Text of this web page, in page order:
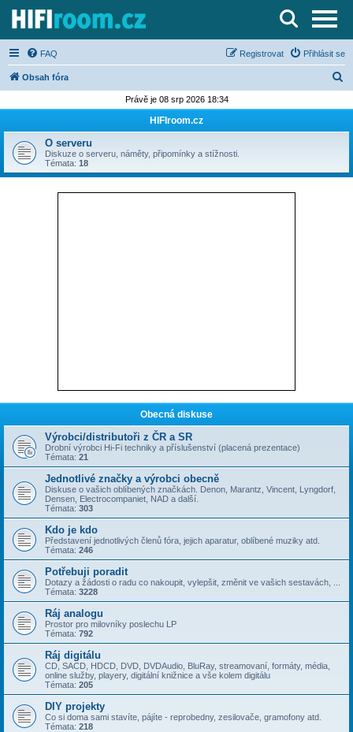
Server o Hi-Fi a AV technice
FAQ Přihlásit se
Registrovat
Obsah fóra
d
t
Právě je 08 srp 2026 18:34
HIFIroom.cz
O serveru
Diskuze o serveru, náměty, připomínky a stížnosti.
Témata: 18
Obecná diskuse
Výrobci/distributoři z ČR a SR
Drobní výrobci Hi-Fi techniky a příslušenství (placená prezentace)
Témata: 21
Jednotlivé značky a výrobci obecně
Diskuse o vašich oblíbených značkách. Denon, Marantz, Vincent, Lyngdorf,
Densen, Electrocompaniet, NAD a další.
Témata: 303
Kdo je kdo
Představení jednotlivých členů fóra, jejich aparatur, oblíbené muziky atd.
Témata: 246
Potřebuji poradit
Dotazy a žádosti o radu co nakoupit, vylepšit, změnit ve vašich sestavách, ...
Témata: 3228
Ráj analogu
Prostor pro milovníky poslechu LP
Témata: 792
Ráj digitálu
CD, SACD, HDCD, DVD, DVDAudio, BluRay, streamovaní, formáty, média,
online služby, playery, digitální knižnice a vše kolem digitálu
Témata: 205
DIY projekty
Co si doma sami stavíte, pájíte - reprobedny, zesilovače, gramofony atd.
Témata: 218